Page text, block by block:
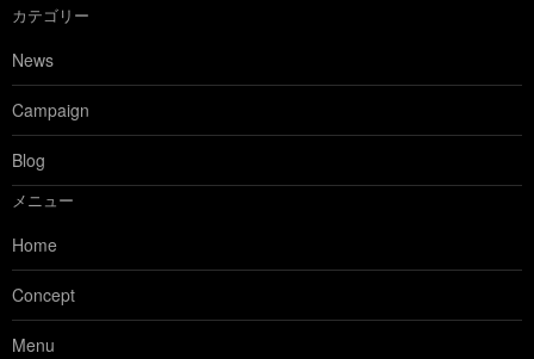
カテゴリー
News
Campaign
Blog
メニュー
Home
Concept
Menu